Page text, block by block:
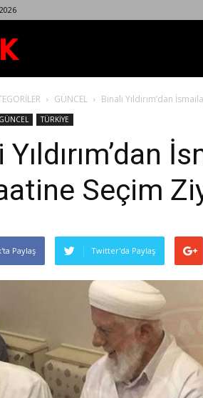
Dergisi GÜNCEL Binali Yıldırım’dan
GÜNCEL TÜRKİYE
Seçim
Paylaş Twitter'da Paylaş